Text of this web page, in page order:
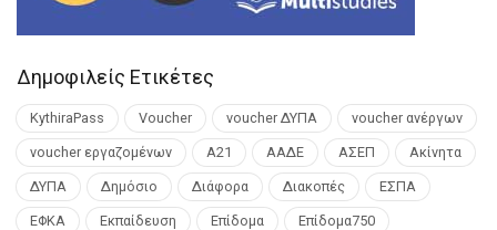
Δημοφιλείς Ετικέτες
KythiraPass Voucher voucher ΔΥΠΑ voucher ανέργων
voucher εργαζομένων Α21 ΑΑΔΕ ΑΣΕΠ Ακίνητα
ΔΥΠΑ Δημόσιο Διάφορα Διακοπές ΕΣΠΑ
ΕΦΚΑ Εκπαίδευση Επίδομα Επίδομα750